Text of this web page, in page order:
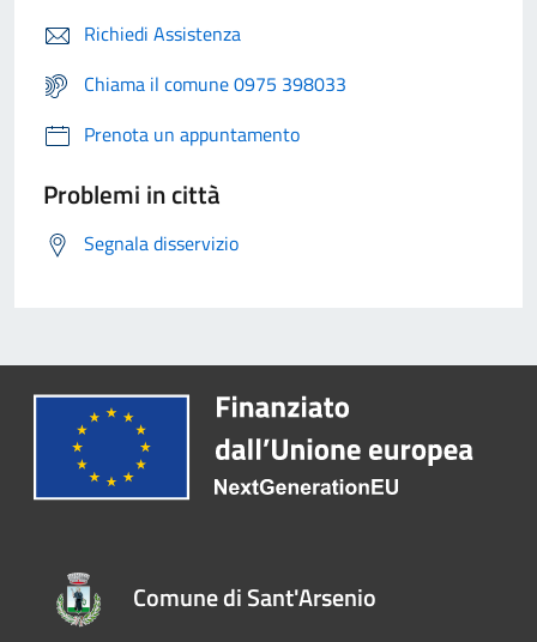
Richiedi Assistenza
Chiama il comune 0975 398033
Prenota un appuntamento
Problemi in città
Segnala disservizio
Comune di Sant'Arsenio